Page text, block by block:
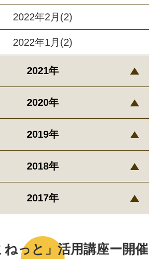
ねっと」活用講座ー開催
2022年2月(2)
2022年1月(2)
2021年
2020年
2019年
2018年
2017年